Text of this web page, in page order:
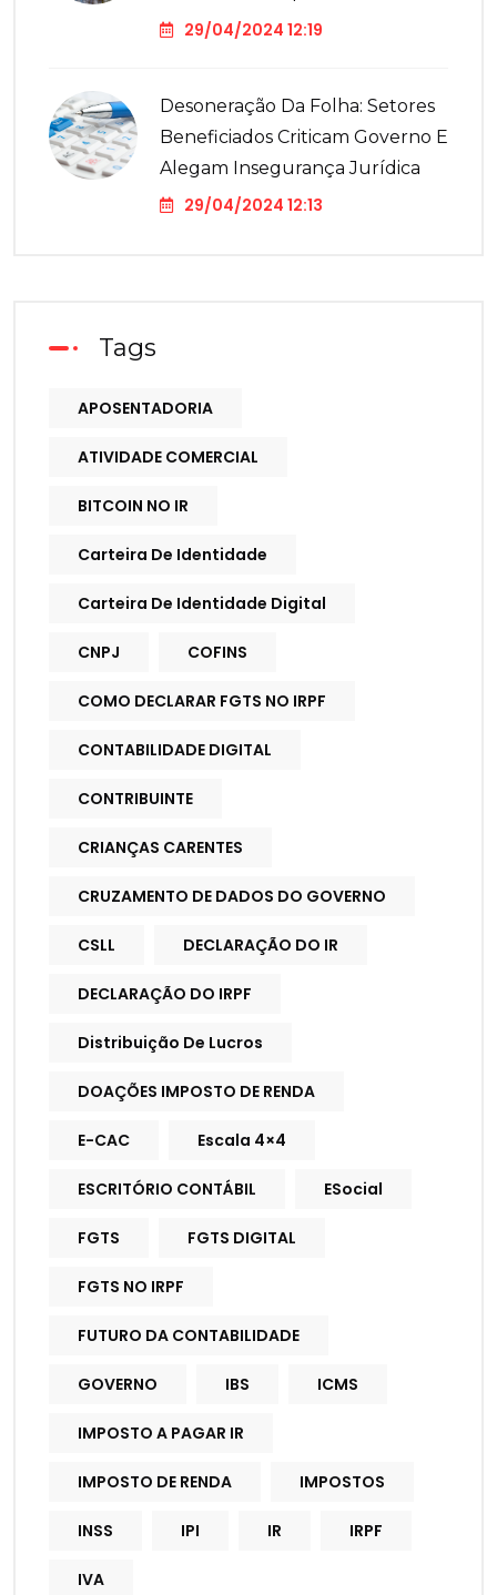
29/04/2024 12:19
Desoneração Da Folha: Setores
Beneficiados Criticam Governo E
Alegam Insegurança Jurídica
29/04/2024 12:13
Tags
APOSENTADORIA
ATIVIDADE COMERCIAL
BITCOIN NO IR
Carteira De Identidade
Carteira De Identidade Digital
CNPJ COFINS
COMO DECLARAR FGTS NO IRPF
CONTABILIDADE DIGITAL
CONTRIBUINTE
CRIANÇAS CARENTES
CRUZAMENTO DE DADOS DO GOVERNO
CSLL DECLARAÇÃO DO IR
DECLARAÇÃO DO IRPF
Distribuição De Lucros
DOAÇÕES IMPOSTO DE RENDA
E-CAC Escala 4×4
ESCRITÓRIO CONTÁBIL ESocial
FGTS FGTS DIGITAL
FGTS NO IRPF
FUTURO DA CONTABILIDADE
GOVERNO IBS ICMS
IMPOSTO A PAGAR IR
IMPOSTO DE RENDA IMPOSTOS
INSS IPI IR IRPF
IVA